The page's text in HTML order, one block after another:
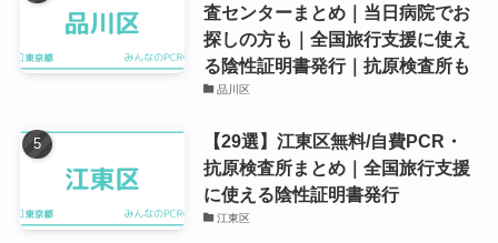
査センターまとめ｜当日病院でお
探しの方も｜全国旅行支援に使え
る陰性証明書発行｜抗原検査所も
品川区
【29選】江東区無料/自費PCR・
抗原検査所まとめ｜全国旅行支援
に使える陰性証明書発行
江東区